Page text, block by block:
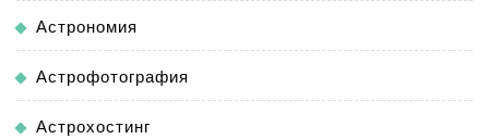
Астрономия
Астрофотография
Астрохостинг